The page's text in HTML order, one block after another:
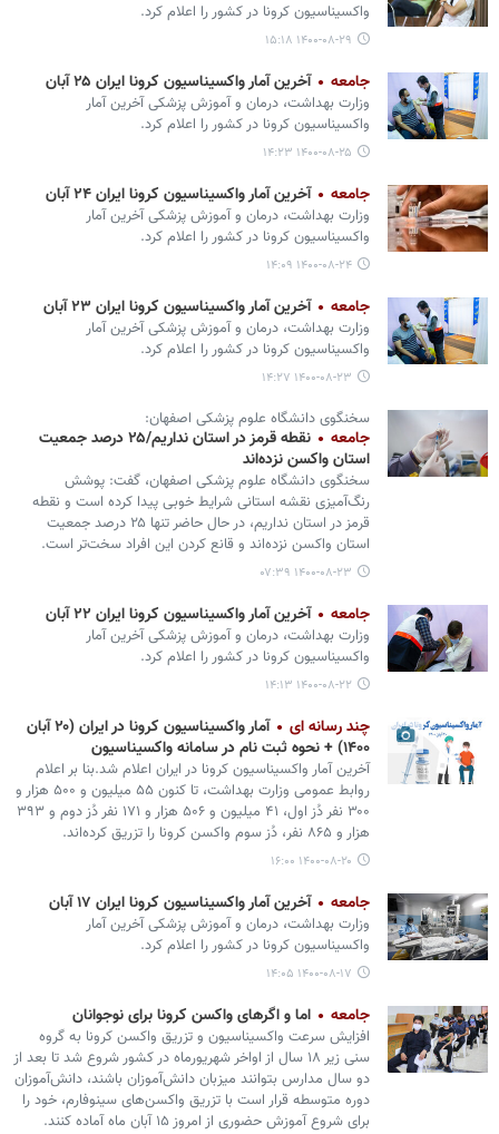
واکسیناسیون کرونا در کشور را اعلام کرد.
۱۴۰۰-۰۸-۲۹ ۱۵:۱۸
جامعه آخرین آمار واکسیناسیون کرونا ایران ۲۵ آبان
وزارت بهداشت، درمان و آموزش پزشکی آخرین آمار
واکسیناسیون کرونا در کشور را اعلام کرد.
۱۴۰۰-۰۸-۲۵ ۱۴:۲۳
جامعه آخرین آمار واکسیناسیون کرونا ایران ۲۴ آبان
وزارت بهداشت، درمان و آموزش پزشکی آخرین آمار
واکسیناسیون کرونا در کشور را اعلام کرد.
۱۴۰۰-۰۸-۲۴ ۱۴:۰۹
جامعه آخرین آمار واکسیناسیون کرونا ایران ۲۳ آبان
وزارت بهداشت، درمان و آموزش پزشکی آخرین آمار
واکسیناسیون کرونا در کشور را اعلام کرد.
۱۴۰۰-۰۸-۲۳ ۱۴:۲۷
سخنگوی دانشگاه علوم پزشکی اصفهان:
جامعه
نقطه قرمز در استان نداریم/۲۵ درصد جمعیت
استان واکسن نزده‌اند
سخنگوی دانشگاه علوم پزشکی اصفهان، گفت: پوشش
رنگ‌آمیزی نقشه استانی شرایط خوبی پیدا کرده است و نقطه
قرمز در استان نداریم، در حال حاضر تنها ۲۵ درصد جمعیت
استان واکسن نزده‌اند و قانع کردن این افراد سخت‌تر است.
۱۴۰۰-۰۸-۲۳ ۰۷:۳۹
جامعه آخرین آمار واکسیناسیون کرونا ایران ۲۲ آبان
وزارت بهداشت، درمان و آموزش پزشکی آخرین آمار
واکسیناسیون کرونا در کشور را اعلام کرد.
۱۴۰۰-۰۸-۲۲ ۱۴:۱۳
چند رسانه ای
آمار واکسیناسیون کرونا در ایران (۲۰ آبان
۱۴۰۰) + نحوه ثبت نام در سامانه واکسیناسیون
آخرین آمار واکسیناسیون کرونا در ایران اعلام شد.بنا بر اعلام
روابط عمومی وزارت بهداشت، تا کنون ۵۵ میلیون و ۵۰۰ هزار و
۳۰۰ نفر دُز اول، ۴۱ میلیون و ۵۰۶ هزار و ۱۷۱ نفر دُز دوم و ۳۹۳
هزار و ۸۶۵ نفر، دُز سوم واکسن کرونا را تزریق کرده‌اند.
۱۴۰۰-۰۸-۲۰ ۱۶:۰۰
جامعه آخرین آمار واکسیناسیون کرونا ایران ۱۷ آبان
وزارت بهداشت، درمان و آموزش پزشکی آخرین آمار
واکسیناسیون کرونا در کشور را اعلام کرد.
۱۴۰۰-۰۸-۱۷ ۱۴:۰۵
جامعه اما و اگرهای واکسن کرونا برای نوجوانان
افزایش سرعت واکسیناسیون و تزریق واکسن کرونا به گروه
سنی زیر ۱۸ سال از اواخر شهریورماه در کشور شروع شد تا بعد از
دو سال مدارس بتوانند میزبان دانش‌آموزان باشند، دانش‌آموزان
دوره متوسطه قرار است با تزریق واکسن‌های سینوفارم، خود را
برای شروع آموزش حضوری از امروز ۱۵ آبان ماه آماده کنند.